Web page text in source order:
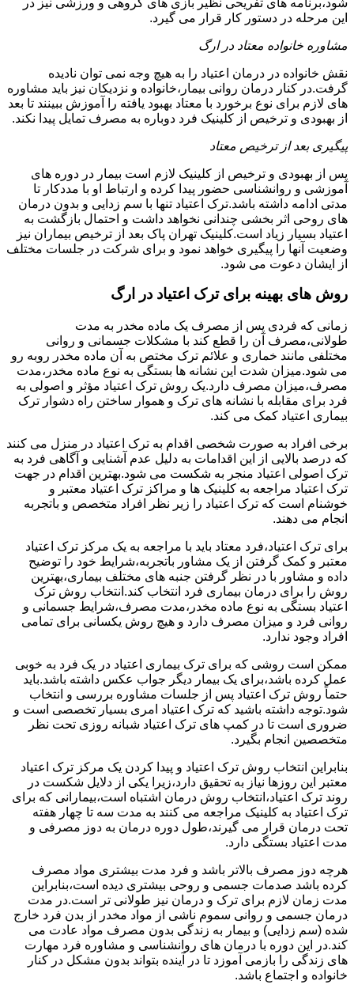
این مرحله در دستور کار قرار می گیرد.
مشاوره خانواده معتاد در ارگ
نقش خانواده در درمان اعتیاد را به هیچ وجه نمی توان نادیده
گرفت.در کنار درمان روانی بیمار،خانواده و نزدیکان نیز باید مشاوره
های لازم برای نوع برخورد با معتاد بهبود یافته را آموزش ببینند تا بعد
از بهبودی و ترخیص از کلینیک فرد دوباره به مصرف تمایل پیدا نکند.
پیگیری بعد از ترخیص معتاد
پس از بهبودی و ترخیص از کلینیک لازم است بیمار در دوره های
آموزشی و روانشناسی حضور پیدا کرده و ارتباط او با مددکار تا
مدتی ادامه داشته باشد.ترک اعتیاد تنها با سم زدایی و بدون درمان
های روحی اثر بخشی چندانی نخواهد داشت و احتمال بازگشت به
اعتیاد بسیار زیاد است.کلینیک تهران پاک بعد از ترخیص بیماران نیز
وضعیت آنها را پیگیری خواهد نمود و برای شرکت در جلسات مختلف
از ایشان دعوت می شود.
روش های بهینه برای ترک اعتیاد در ارگ
زمانی که فردی پس از مصرف یک ماده مخدر به مدت
طولانی،مصرف آن را قطع کند با مشکلات جسمانی و روانی
مختلفی مانند خماری و علائم ترک مختص به آن ماده مخدر روبه رو
می شود.میزان شدت این نشانه ها بستگی به نوع ماده مخدر،مدت
مصرف،میزان مصرف دارد.یک روش ترک اعتیاد مؤثر و اصولی به
فرد برای مقابله با نشانه های ترک و هموار ساختن راه دشوار ترک
بیماری اعتیاد کمک می کند.
برخی افراد به صورت شخصی اقدام به ترک اعتیاد در منزل می کنند
که درصد بالایی از این اقدامات به دلیل عدم آشنایی و آگاهی فرد به
ترک اصولی اعتیاد منجر به شکست می شود.بهترین اقدام در جهت
ترک اعتیاد مراجعه به کلینیک ها و مراکز ترک اعتیاد معتبر و
خوشنام است که ترک اعتیاد را زیر نظر افراد متخصص و باتجربه
انجام می دهند.
برای ترک اعتیاد،فرد معتاد باید با مراجعه به یک مرکز ترک اعتیاد
معتبر و کمک گرفتن از یک مشاور باتجربه،شرایط خود را توضیح
داده و مشاور با در نظر گرفتن جنبه های مختلف بیماری،بهترین
روش را برای درمان بیماری فرد انتخاب کند.انتخاب روش ترک
اعتیاد بستگی به نوع ماده مخدر،مدت مصرف،شرایط جسمانی و
روانی فرد و میزان مصرف دارد و هیچ روش یکسانی برای تمامی
افراد وجود ندارد.
ممکن است روشی که برای ترک بیماری اعتیاد در یک فرد به خوبی
عمل کرده باشد،برای یک بیمار دیگر جواب عکس داشته باشد.باید
حتماً روش ترک اعتیاد پس از جلسات مشاوره بررسی و انتخاب
شود.توجه داشته باشید که ترک اعتیاد امری بسیار تخصصی است و
ضروری است تا در کمپ های ترک اعتیاد شبانه روزی تحت نظر
متخصصین انجام بگیرد.
بنابراین انتخاب روش ترک اعتیاد و پیدا کردن یک مرکز ترک اعتیاد
معتبر این روزها نیاز به تحقیق دارد،زیرا یکی از دلایل شکست در
روند ترک اعتیاد،انتخاب روش درمان اشتباه است،بیمارانی که برای
ترک اعتیاد به کلینیک مراجعه می کنند به مدت سه تا چهار هفته
تحت درمان قرار می گیرند،طول دوره درمان به دوز مصرفی و
مدت اعتیاد بستگی دارد.
هرچه دوز مصرف بالاتر باشد و فرد مدت بیشتری مواد مصرف
کرده باشد صدمات جسمی و روحی بیشتری دیده است،بنابراین
مدت زمان لازم برای ترک و درمان نیز طولانی تر است.در مدت
درمان جسمی و روانی سموم ناشی از مواد مخدر از بدن فرد خارج
شده (سم زدایی) و بیمار به زندگی بدون مصرف مواد عادت می
کند.در این دوره با درمان های روانشناسی و مشاوره فرد مهارت
های زندگی را بازمی آموزد تا در آینده بتواند بدون مشکل در کنار
خانواده و اجتماع باشد.